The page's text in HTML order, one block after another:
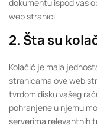
dokumentu ispod vas
web stranici.
2. Šta su
Kolačić je mala
stranicama ove web
tvrdom disku vašeg
pohranjene u njemu
serverima relevantnih